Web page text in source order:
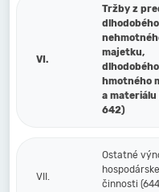
VI.
Tržby z
dlhodobého
majetku,
dlhodobého
hmotného
a materiálu
642)
VII.
Ostatné
činnosti